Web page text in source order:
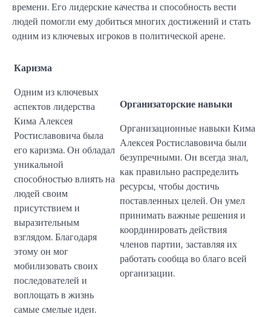
времени. Его лидерские качества и способность вести
людей помогли ему добиться многих достижений и стать
одним из ключевых игроков в политической арене.
Каризма
Одним из ключевых
аспектов лидерства
Кима Алексея
Ростиславовича была
его каризма. Он обладал
уникальной
способностью влиять на
людей своим
присутствием и
выразительным
взглядом. Благодаря
этому он мог
мобилизовать своих
последователей и
воплощать в жизнь
самые смелые идеи.
Организаторские навыки
Организационные навыки Кима
Алексея Ростиславовича были
безупречными. Он всегда знал,
как правильно распределить
ресурсы, чтобы достичь
поставленных целей. Он умел
принимать важные решения и
координировать действия
членов партии, заставляя их
работать сообща во благо всей
организации.